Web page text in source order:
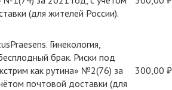
(для жителей России).
Гинекология,
брак. Риски под
как рутина» №2(76) за
почтовой доставки (для
300,00 ₽